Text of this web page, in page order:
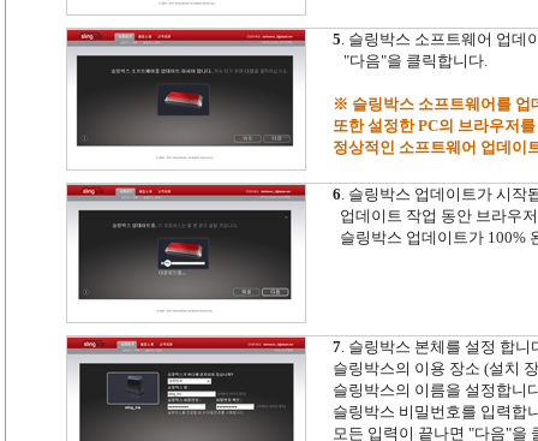
5. 슬링박스 소프트웨어 업데
"다음"을 클릭합니다.
※ 슬링박스 소프트웨어를 업
또한 설정한 PC의 브라우저
정상적인 소프트웨어 업데이
6. 슬링박스 업데이트가 시작
업데이트 작업 동안 브라우
슬링박스 업데이트가 100%
7. 슬링박스 본체를 설정 합니
슬링박스의 이용 장소 (설치
슬링박스의 이름을 설정합니
슬링박스 비밀번호를 입력합
모든 입력이 끝나면 "다음"을